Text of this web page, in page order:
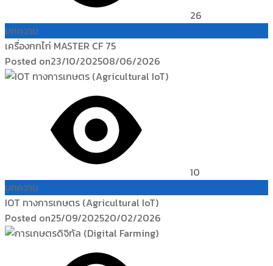
26
บทความ
เครื่องกกไก่ MASTER CF 75
Posted on23/10/202508/06/2026
10
บทความ
IOT ทางการเกษตร (Agricultural IoT)
Posted on25/09/202520/02/2026